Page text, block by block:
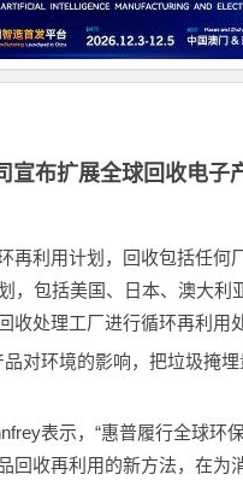
宣布扩展全球回收电子
再利用计划，回收包括任何
，包括美国、日本、澳大利
收处理工厂进行循环再利用
环境的影响，把垃圾掩埋
表示，“惠普履行全球环
回收再利用的新方法，在为